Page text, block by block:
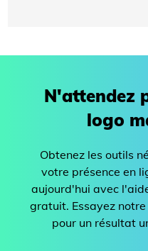
N'attendez
logo
Obtenez les outils
votre présence en
aujourd'hui avec
gratuit. Essayez
pour un résultat